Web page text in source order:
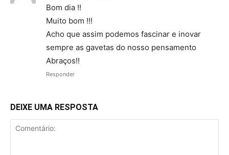
Bom dia !!
Muito bom !!!
Acho que assim podemos fascinar e inovar
sempre as gavetas do nosso pensamento
Abraços!!
Responder
DEIXE UMA RESPOSTA